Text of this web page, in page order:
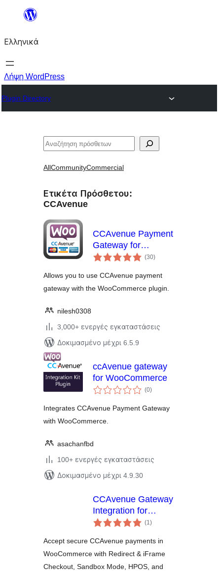
Μετάβαση
περιεχόμενο
Ελληνικά
Λήψη WordPress
Plugin Directory
Αναζήτηση
AllCommunityCommercial
Ετικέτα Πρόσθετου:
CCAvenue
CCAvenue Payment
Gateway for
WooCommerce
(30αξιολογήσεις
σύνολο
)
Allows you to use CCAvenue payment
gateway with the WooCommerce plugin.
nilesh0308
3,000+ ενεργές εγκαταστάσεις
Δοκιμασμένο μέχρι 6.5.9
ccAvenue gateway
for WooCommerce
(0αξιολογήσεις
σύνολο
)
Integrates CCAvenue Payment Gateway
with WooCommerce.
asachanfbd
100+ ενεργές εγκαταστάσεις
Δοκιμασμένο μέχρι 4.9.30
CCAvenue Gateway
Integration for
WooCommerce
(1αξιολογήσεις
σύνολο
)
Accept secure CCAvenue payments in
WooCommerce with Redirect & iFrame
Checkout, Sandbox Mode, HPOS, and